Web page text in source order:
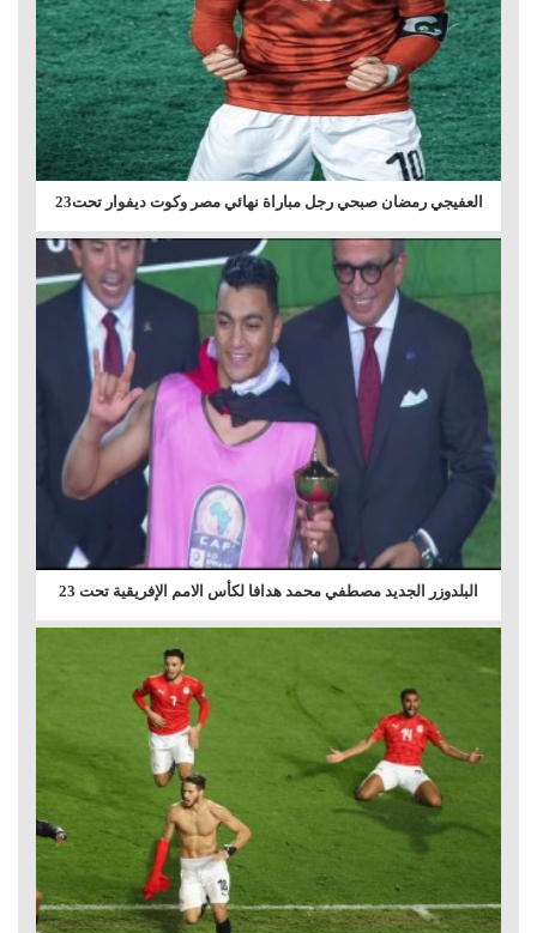
العفيجي رمضان صبحي رجل مباراة نهائي مصر وكوت ديفوار تحت23
البلدوزر الجديد مصطفي محمد هدافا لكأس الامم الإفريقية تحت 23